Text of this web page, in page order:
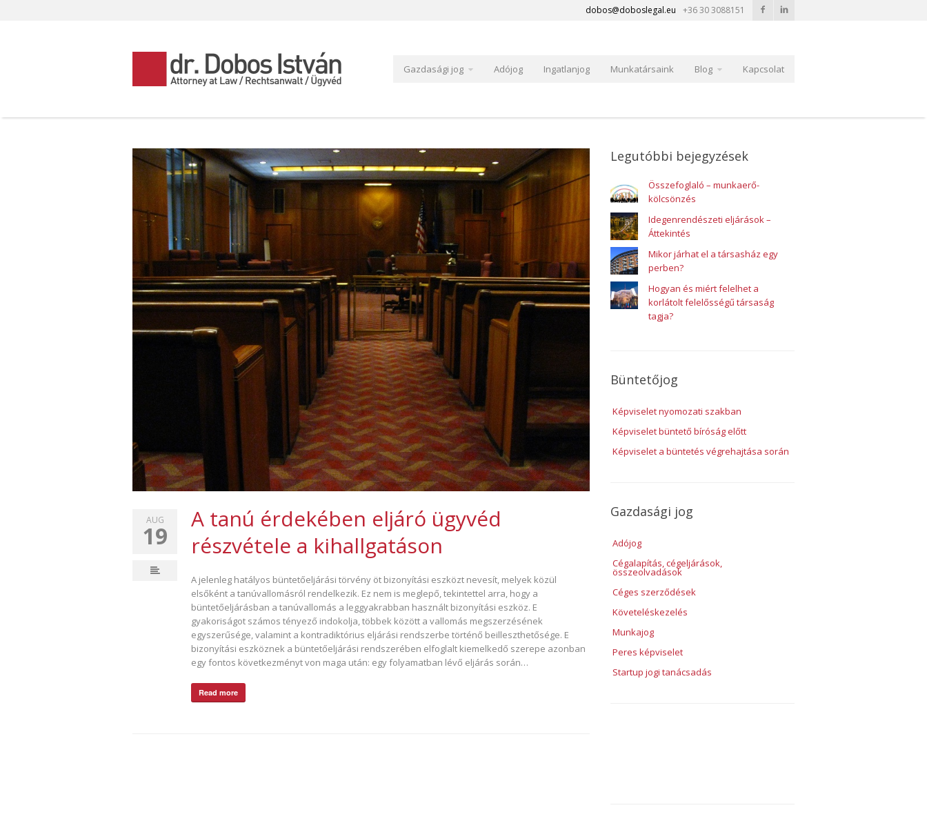
dobos@doboslegal.eu +36 30 3088151
Gazdasági jog Adójog Ingatlanjog Munkatársaink Blog Kapcsolat
A tanú érdekében eljáró ügyvéd
részvétele a kihallgatáson
AUG
19
A jelenleg hatályos büntetőeljárási törvény öt bizonyítási eszközt nevesít, melyek közül
elsőként a tanúvallomásról rendelkezik. Ez nem is meglepő, tekintettel arra, hogy a
büntetőeljárásban a tanúvallomás a leggyakrabban használt bizonyítási eszköz. E
gyakoriságot számos tényező indokolja, többek között a vallomás megszerzésének
egyszerűsége, valamint a kontradiktórius eljárási rendszerbe történő beilleszthetősége. E
bizonyítási eszköznek a büntetőeljárási rendszerében elfoglalt kiemelkedő szerepe azonban
egy fontos következményt von maga után: egy folyamatban lévő eljárás során…
Read more
Legutóbbi bejegyzések
Összefoglaló – munkaerő-
kölcsönzés
Idegenrendészeti eljárások –
Áttekintés
Mikor járhat el a társasház egy
perben?
Hogyan és miért felelhet a
korlátolt felelősségű társaság
tagja?
Büntetőjog
Képviselet nyomozati szakban
Képviselet büntető bíróság előtt
Képviselet a büntetés végrehajtása során
Gazdasági jog
Adójog
Cégalapítás, cégeljárások,
összeolvadások
Céges szerződések
Követeléskezelés
Munkajog
Peres képviselet
Startup jogi tanácsadás